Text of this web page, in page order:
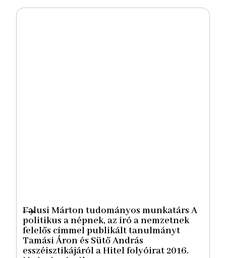
Falusi Márton tudományos munkatárs A
politikus a népnek, az író a nemzetnek
felelős címmel publikált tanulmányt
Tamási Áron és Sütő András
esszéisztikájáról a Hitel folyóirat 2016.